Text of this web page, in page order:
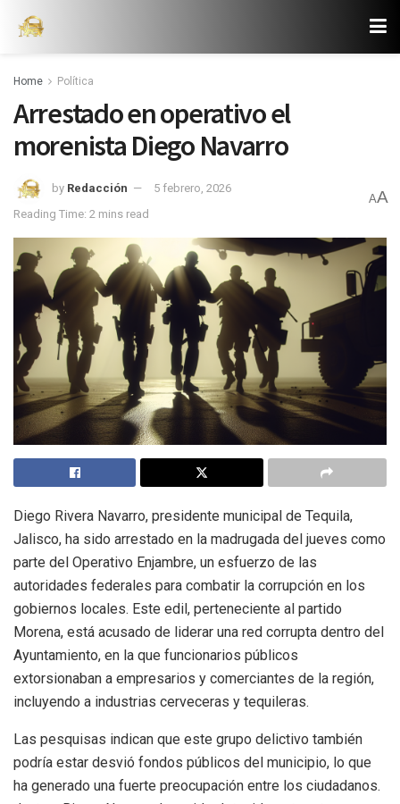
Home Política
Arrestado en operativo el
morenista Diego Navarro
by Redacción
5 febrero, 2026
Reading Time: 2 mins read
AA
Diego Rivera Navarro, presidente municipal de Tequila,
Jalisco, ha sido arrestado en la madrugada del jueves como
parte del Operativo Enjambre, un esfuerzo de las
autoridades federales para combatir la corrupción en los
gobiernos locales. Este edil, perteneciente al partido
Morena, está acusado de liderar una red corrupta dentro del
Ayuntamiento, en la que funcionarios públicos
extorsionaban a empresarios y comerciantes de la región,
incluyendo a industrias cerveceras y tequileras.
Las pesquisas indican que este grupo delictivo también
podría estar desvió fondos públicos del municipio, lo que
ha generado una fuerte preocupación entre los ciudadanos.